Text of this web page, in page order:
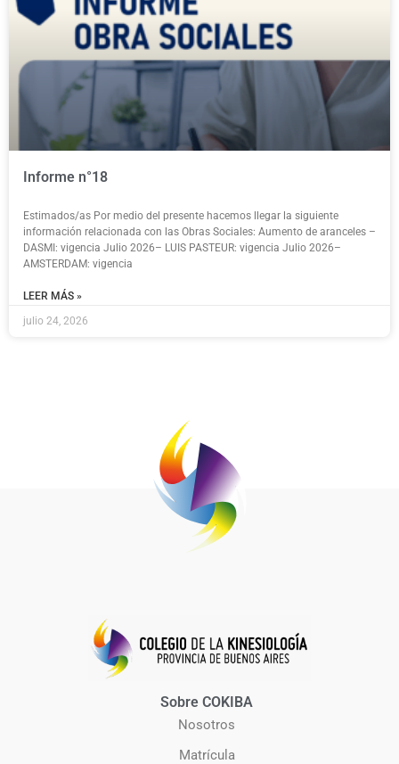
Informe n°18
Estimados/as Por medio del presente hacemos llegar la siguiente
información relacionada con las Obras Sociales: Aumento de aranceles –
DASMI: vigencia Julio 2026– LUIS PASTEUR: vigencia Julio 2026–
AMSTERDAM: vigencia
LEER MÁS »
julio 24, 2026
Sobre COKIBA
Nosotros
Matrícula